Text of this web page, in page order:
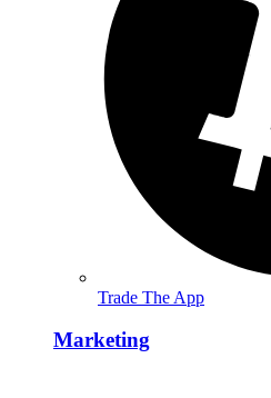
Trade The App
Marketing